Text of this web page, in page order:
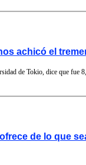
achicó el
de Tokio, dice que fue
de lo que